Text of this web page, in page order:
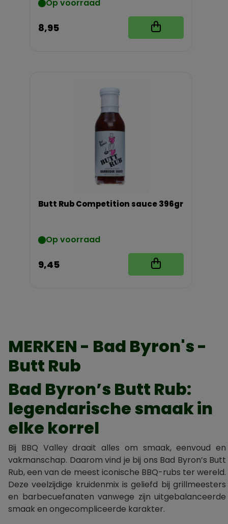
Op voorraad
8,95
Butt Rub Competition sauce 396gr
Op voorraad
9,45
MERKEN - Bad Byron's -
Butt Rub
Bad Byron’s Butt Rub:
legendarische smaak in
elke korrel
Bij BBQ Valley draait alles om smaak, eenvoud en
vakmanschap. Daarom vind je bij ons Bad Byron’s Butt
Rub, een van de meest iconische BBQ-rubs ter wereld.
Deze veelzijdige kruidenmix is geliefd bij grillmeesters
en barbecuefanaten vanwege zijn uitgebalanceerde
smaak en ongecompliceerde karakter.